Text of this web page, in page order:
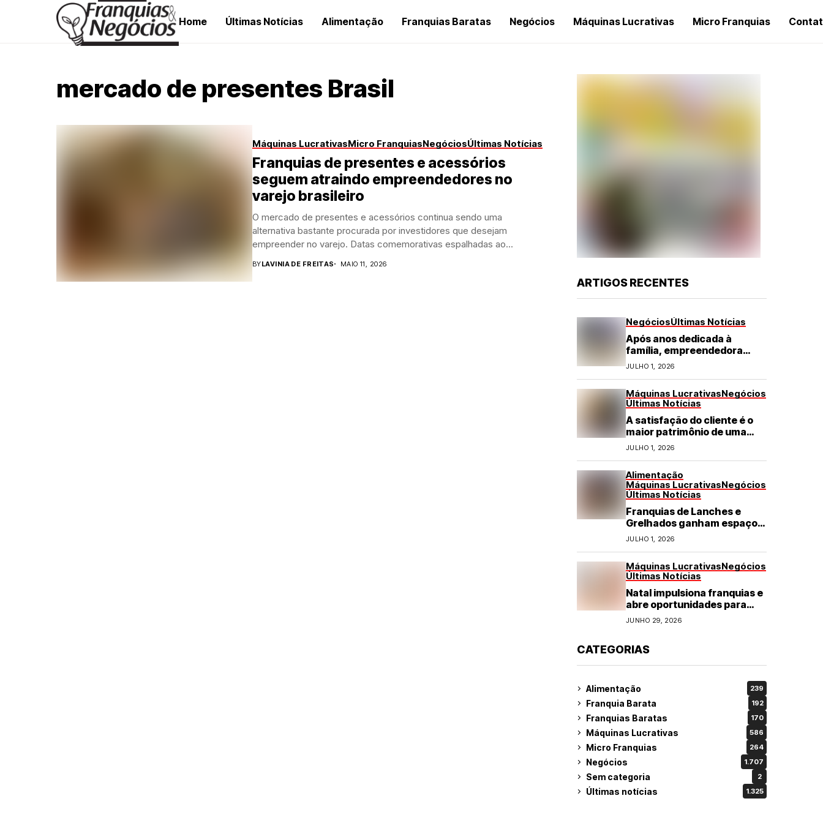
Home Últimas Notícias Alimentação Franquias Baratas Negócios Máquinas Lucrativas Micro Franquias
mercado de presentes Brasil
Máquinas LucrativasMicro FranquiasNegóciosÚltimas Notícias
Franquias de presentes e acessórios
seguem atraindo empreendedores no
varejo brasileiro
O mercado de presentes e acessórios continua sendo uma
alternativa bastante procurada por investidores que desejam
empreender no varejo. Datas comemorativas espalhadas ao...
BYLAVINIA DE FREITAS MAIO 11, 2026
ARTIGOS RECENTES
NegóciosÚltimas Notícias
Após anos dedicada à
família, empreendedora
transforma franquia de
turismo em negócio de
JULHO 1, 2026
Máquinas LucrativasNegócios
Últimas Notícias
A satisfação do cliente é o
maior patrimônio de uma
franquia
JULHO 1, 2026
Alimentação
Máquinas LucrativasNegócios
Últimas Notícias
Franquias de Lanches e
Grelhados ganham espaço
com demanda por refeições
rápidas e de qualidade
JULHO 1, 2026
Máquinas LucrativasNegócios
Últimas Notícias
Natal impulsiona franquias e
abre oportunidades para
diversos segmentos do
JUNHO 29, 2026
CATEGORIAS
Alimentação 239
Franquia Barata 192
Franquias Baratas 170
Máquinas Lucrativas 586
Micro Franquias 264
Negócios 1.707
Sem categoria 2
Últimas notícias 1.325